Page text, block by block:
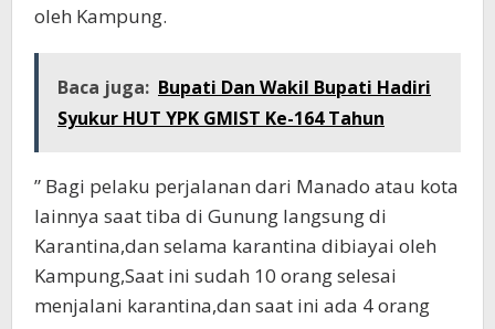
oleh Kampung.
Baca juga: Bupati Dan Wakil Bupati Hadiri
Syukur HUT YPK GMIST Ke-164 Tahun
” Bagi pelaku perjalanan dari Manado atau kota
lainnya saat tiba di Gunung langsung di
Karantina,dan selama karantina dibiayai oleh
Kampung,Saat ini sudah 10 orang selesai
menjalani karantina,dan saat ini ada 4 orang